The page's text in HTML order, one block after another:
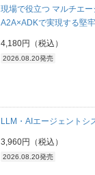
現場で役立つ マルチエ
A2A×ADKで実現する堅
4,180円（税込）
2026.08.20発売
LLM・AIエージェントシ
3,960円（税込）
2026.08.20発売